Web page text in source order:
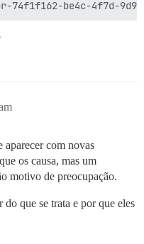
aparecer com novas
os causa, mas um
motivo de preocupação.
do que se trata e por que eles